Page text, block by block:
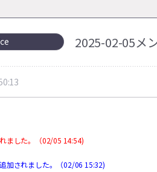
2025-02-05メ
ました。（02/05 14:54)
加されました。（02/06 15:32)